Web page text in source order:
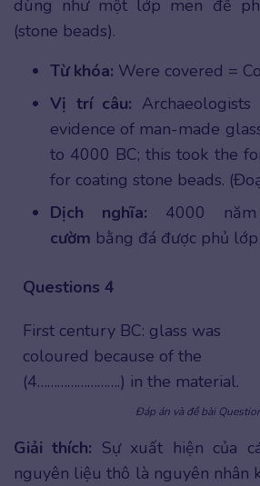
dùng như một lớp men để
(stone beads).
Từ khóa: Were covered =
Vị trí câu:
evidence of man-made
to 4000 BC; this took the
for coating stone beads.
Dịch nghĩa: 4000
cườm bằng đá được phủ
Questions 4
First century BC: glass was
coloured because of the
(4…………………….) in the material.
Đáp án và đề bài
Giải thích: Sự xuất hiện của
nguyên liệu thô là nguyên nhân